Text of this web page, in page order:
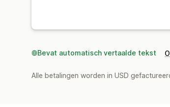
Bevat automatisch vertaalde tekst
Alle betalingen worden in USD